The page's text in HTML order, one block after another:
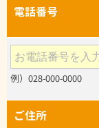
電話番号
例）028-000-0000
ご住所